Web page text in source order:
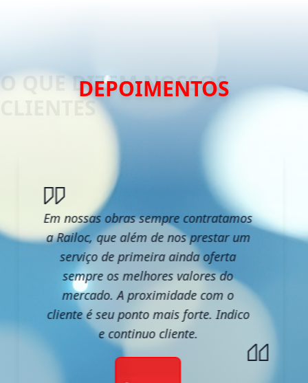
DEPOIMENTOS
Em nossas obras sempre contratamos
a Railoc, que além de nos prestar um
serviço de primeira ainda oferta
sempre os melhores valores do
mercado. A proximidade com o
cliente é seu ponto mais forte. Indico
e continuo cliente.